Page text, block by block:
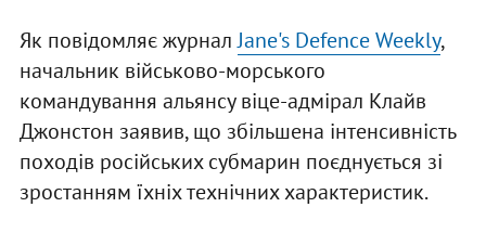
Як повідомляє журналJane's Defence Weekly,
начальник військово-морського
командування альянсу віце-адмірал Клайв
Джонстон заявив, що збільшена інтенсивність
походів російських субмарин поєднується зі
зростанням їхніх технічних характеристик.